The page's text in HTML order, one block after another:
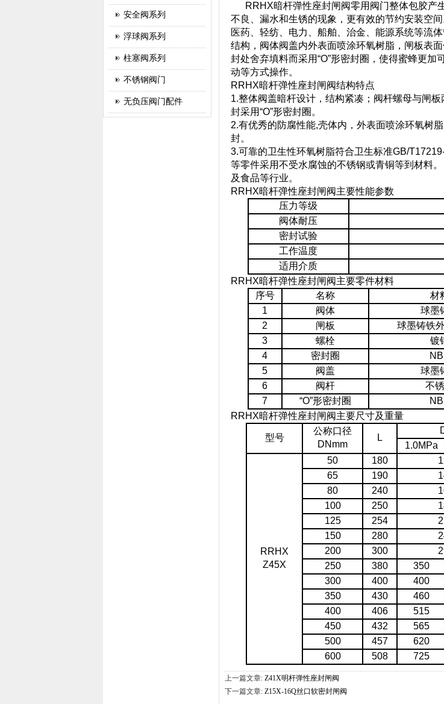
安全阀系列
浮球阀系列
柱塞阀系列
不锈钢阀门
无负压阀门配件
RRHX暗杆弹性座封闸阀零用阀门整体包胶产
不良、漏水和生锈的现象，更有效的节约安装空
医药、轻纺、电力、船舶、治金、能源系统等流
结构，阀体阀盖内外表面喷涂环氧树脂，闸板表
封处舍弃填料而采用“O”形密封圈，使得蜜蜂更
动等方式操作。
RRHX暗杆弹性座封闸阀结构特点
1.整体阀盖暗杆设计，结构紧凑；阀杆螺母与闸
封采用“O”形密封圈。
2.有优秀的防腐性能,壳体内，外表面喷涂环氧树
封。
3.可靠的卫生性环氧树脂符合卫生标准GB/
等零件采用不受水腐蚀的不锈钢或青铜等到材料
及食品等行业。
RRHX暗杆弹性座封闸阀主要性能参数
压力等级
阀体耐压
密封试验
工作温度
适用介质
RRHX暗杆弹性座封闸阀主要零件材料
序号
名称 材
1
阀体 球墨
2
闸板 球墨铸铁
3
螺栓 镀
4
密封圈
5
阀盖 球墨
6
阀杆 不
7
“O”形密封圈
RRHX暗杆弹性座封闸阀主要尺寸及重量
型号
公称口径
DNmm
L
1.0MPa
RRHX
Z45X
50 180
65
190
80
240
100
250
125
254
150
280
200
300
250
380 350
300
400 400
350
430 460
400
406 515
450
432 565
500
457 620
600
508 725
上一篇文章: Z41X明杆弹性座封闸阀
下一篇文章: Z15X-16Q丝口软密封闸阀